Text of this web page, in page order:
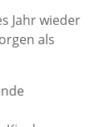
Jahr wieder
als